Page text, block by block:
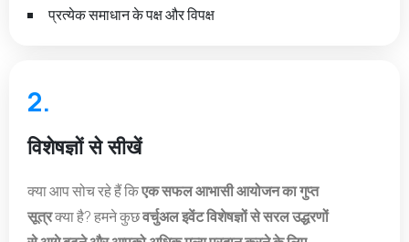
प्रत्येक समाधान के पक्ष और विपक्ष
2.
विशेषज्ञों से सीखें
क्या आप सोच रहे हैं किएक सफल आभासी आयोजन का गुप्त
सूत्रक्या है? हमने कुछवर्चुअल इवेंट विशेषज्ञों से सरल उद्धरणों